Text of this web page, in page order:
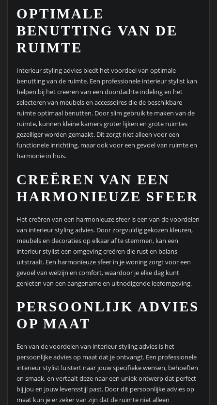
OPTIMALE
BENUTTING VAN DE
RUIMTE
Interieur styling advies biedt het voordeel van optimale
benutting van de ruimte. Een professionele interieur stylist kan
helpen bij het creëren van een doordachte indeling en het
selecteren van meubels en accessoires die de beschikbare
ruimte optimaal benutten. Door slim gebruik te maken van de
ruimte, kunnen kleine kamers groter lijken en grote ruimtes
gezelliger worden gemaakt. Dit zorgt niet alleen voor een
functionele inrichting, maar ook voor een gevoel van ruimte en
harmonie in huis.
CREËREN VAN EEN
HARMONIEUZE SFEER
Het creëren van een harmonieuze sfeer is een van de voordelen
van interieur styling advies. Door zorgvuldig gekozen kleuren,
meubels en decoraties op elkaar af te stemmen, kan een
interieur stylist een omgeving creëren die rust en balans
uitstraalt. Een harmonieuze sfeer in je woning zorgt voor een
gevoel van welzijn en comfort, waardoor je elke dag kunt
genieten van een aangename en uitnodigende leefomgeving.
PERSOONLIJK ADVIES
OP MAAT
Een van de voordelen van interieur styling advies is het
persoonlijke advies op maat dat je ontvangt. Een professionele
interieur stylist luistert naar jouw specifieke wensen, behoeften
en smaak, en vertaalt deze naar een uniek ontwerp dat perfect
bij jou en jouw levensstijl past. Door dit persoonlijke advies op
maat kun je er zeker van zijn dat de ruimte niet alleen